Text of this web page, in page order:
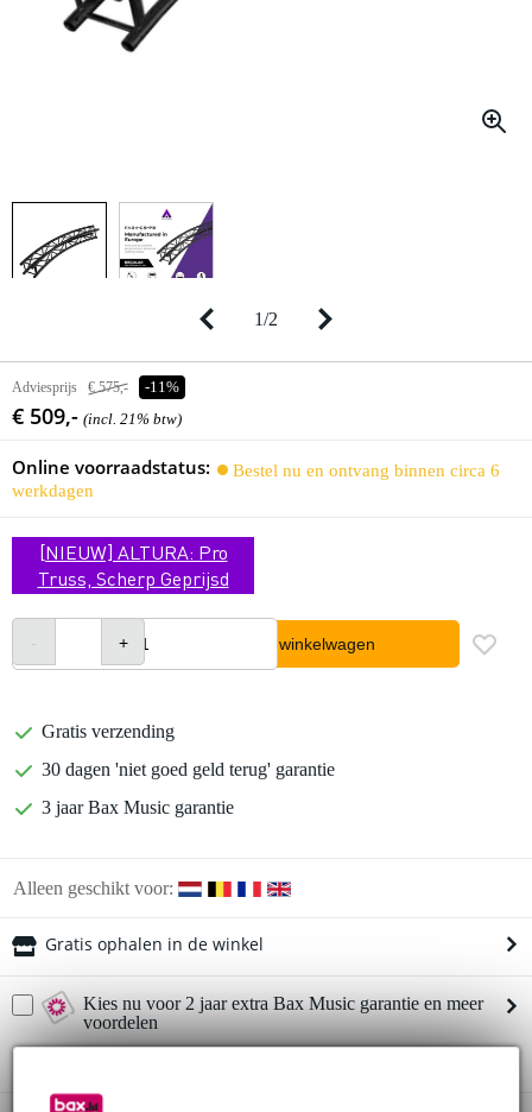
1/2
Adviesprijs € 575,- -11%
€ 509,- (incl. 21% btw)
Online voorraadstatus:
Bestel nu en ontvang binnen circa 6
werkdagen
[NIEUW] ALTURA: Pro
Truss, Scherp Geprijsd
In winkelwagen
Gratis verzending
30 dagen 'niet goed geld terug' garantie
3 jaar Bax Music garantie
Alleen geschikt voor:
Gratis ophalen in de winkel
Kies nu voor 2 jaar extra Bax Music garantie en meer
voordelen